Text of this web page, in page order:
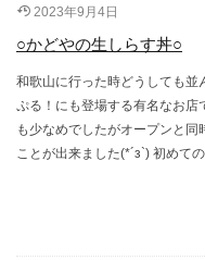
2023年9月4日
○かどやの生しらす丼○
和歌山に行った時どうしても
ぷる！にも登場する有名なお店
も少なめでしたがオープンと
ことが出来ました(*´з`) 初めて